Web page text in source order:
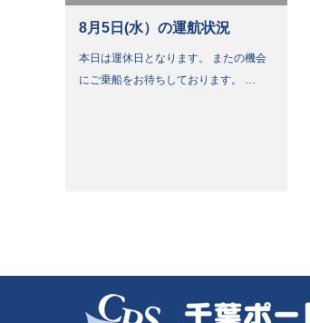
8月5日(水）の運航状況
本日は運休日となります。 またの機会
にご乗船をお待ちしております。 …